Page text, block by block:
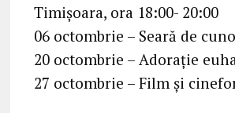
Timișoara, ora 18:00- 20:00
06 octombrie – Seară de
20 octombrie – Adorație
27 octombrie – Film și